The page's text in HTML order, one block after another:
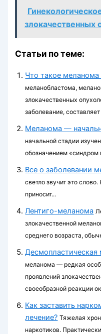
злокачественных
Статьи по теме:
Что такое меланома
меланобластома,
злокачественных
заболевание, составляет
Меланома —
начальной стадии
обозначением «синдром
Все о заболевании
светло звучит это
приносит...
Лентиго-меланома
злокачественной
среднего возраста,
Десмопластическая
меланома — редкая
проявлений
своеобразной реакции
Как заставить
лечение? Тяжелая
наркотиков.